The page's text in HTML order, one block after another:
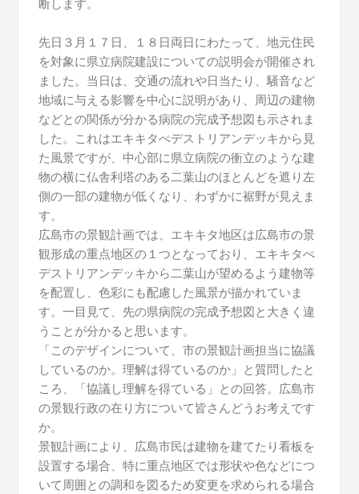
断します。
先日３月１７日、１８日両日にわたって、地元住民
を対象に県立病院建設についての説明会が開催され
ました。当日は、交通の流れや日当たり、騒音など
地域に与える影響を中心に説明があり、周辺の建物
などとの関係が分かる病院の完成予想図も示されま
した。これはエキキタぺデストリアンデッキから見
た風景ですが、中心部に県立病院の衝立のような建
物の横に仏舎利塔のある二葉山のほとんどを遮り左
側の一部の建物が低くなり、わずかに裾野が見えま
す。
広島市の景観計画では、エキキタ地区は広島市の景
観形成の重点地区の１つとなっており、エキキタぺ
デストリアンデッキから二葉山が望めるよう建物等
を配置し、色彩にも配慮した風景が描かれていま
す。一目見て、先の県病院の完成予想図と大きく違
うことが分かると思います。
「このデザインについて、市の景観計画担当に協議
しているのか。理解は得ているのか」と質問したと
ころ、「協議し理解を得ている」との回答。広島市
の景観行政の在り方について皆さんどうお考えです
か。
景観計画により、広島市民は建物を建てたり看板を
設置する場合、特に重点地区では形状や色などにつ
いて周囲との調和を図るため変更を求められる場合